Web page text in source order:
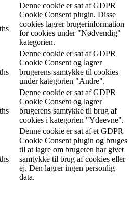
Denne cookie er sat af GDPR
Cookie Consent plugin. Disse
cookies lagrer brugerinformation
for cookies under "Nødvendig"
kategorien.
Denne cookie er sat af GDPR
Cookie Consent og lagrer
brugerens samtykke til cookies
under kategorien "Andre".
Denne cookie er sat af GDPR
Cookie Consent og lagrer
brugerens samtykke til brug af
cookies i kategorien "Ydeevne".
Denne cookie er sat af et GDPR
Cookie Consent plugin og bruges
til at lagre om brugeren har givet
samtykke til brug af cookies eller
ej. Den lagrer ingen personlig
data.